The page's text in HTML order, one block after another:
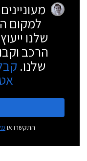
למקום
שלנו
הרכב
שלנו.
התקשרו או